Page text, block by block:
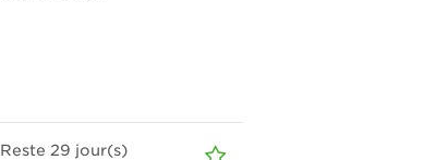
Reste 29 jour(s)